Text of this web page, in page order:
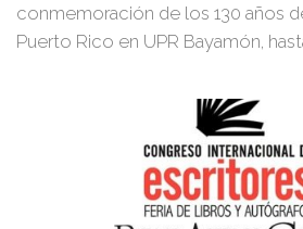
conmemoración de los 130 años
Puerto Rico en UPR Bayamón,